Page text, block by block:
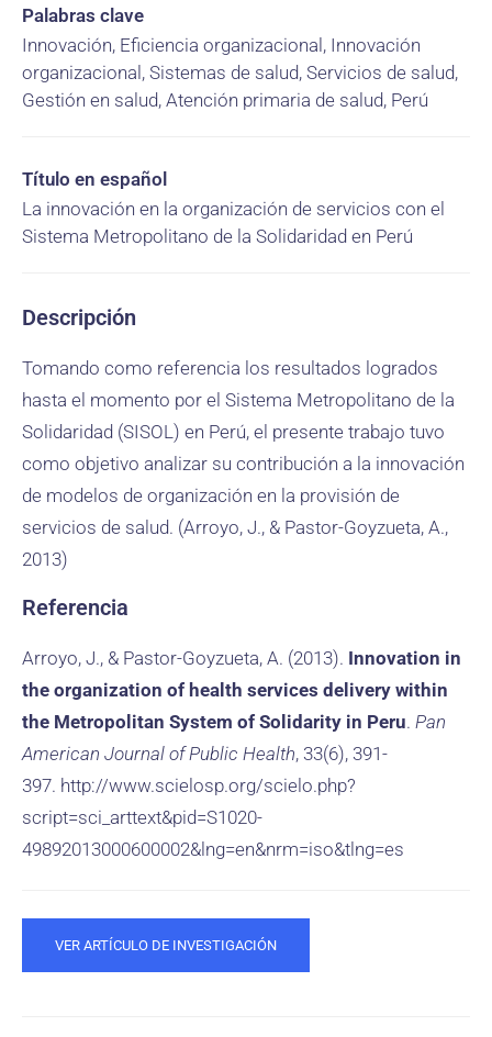
Palabras clave
Innovación, Eficiencia organizacional, Innovación
organizacional, Sistemas de salud, Servicios de salud,
Gestión en salud, Atención primaria de salud, Perú
Título en español
La innovación en la organización de servicios con el
Sistema Metropolitano de la Solidaridad en Perú
Descripción
Tomando como referencia los resultados logrados
hasta el momento por el Sistema Metropolitano de la
Solidaridad (SISOL) en Perú, el presente trabajo tuvo
como objetivo analizar su contribución a la innovación
de modelos de organización en la provisión de
servicios de salud. (Arroyo, J., & Pastor-Goyzueta, A.,
2013)
Referencia
Arroyo, J., & Pastor-Goyzueta, A. (2013). Innovation in
the organization of health services delivery within
the Metropolitan System of Solidarity in Peru. Pan
American Journal of Public Health, 33(6), 391-
397. http://www.scielosp.org/scielo.php?
script=sci_arttext&pid=S1020-
49892013000600002&lng=en&nrm=iso&tlng=es
VER ARTÍCULO DE INVESTIGACIÓN